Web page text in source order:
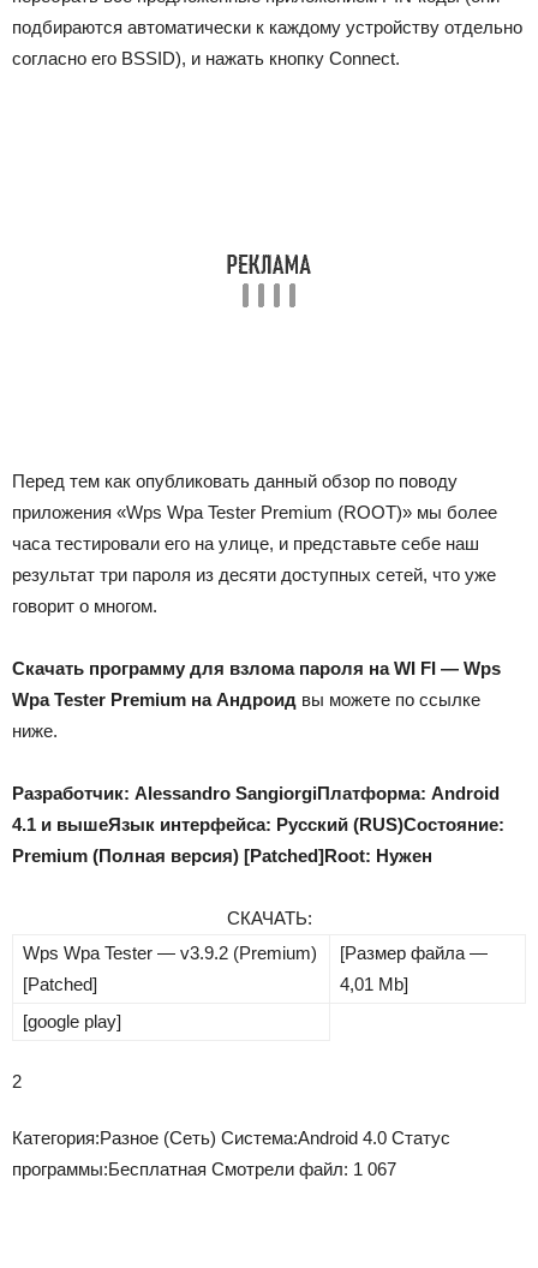
подбираются автоматически к каждому устройству отдельно
согласно его BSSID), и нажать кнопку Connect.
Перед тем как опубликовать данный обзор по поводу
приложения «Wps Wpa Tester Premium (ROOT)» мы более
часа тестировали его на улице, и представьте себе наш
результат три пароля из десяти доступных сетей, что уже
говорит о многом.
Скачать программу для взлома пароля на WI FI — Wps
Wpa Tester Premium на Андроид вы можете по ссылке
ниже.
Разработчик: Alessandro SangiorgiПлатформа: Android
4.1 и вышеЯзык интерфейса: Русский (RUS)Состояние:
Premium (Полная версия) [Patched]Root: Нужен
СКАЧАТЬ:
Wps Wpa Tester — v3.9.2 (Premium)
[Patched]
[Размер файла —
4,01 Mb]
[google play]
2
Категория:Разное (Сеть) Система:Android 4.0 Статус
программы:Бесплатная Смотрели файл: 1 067